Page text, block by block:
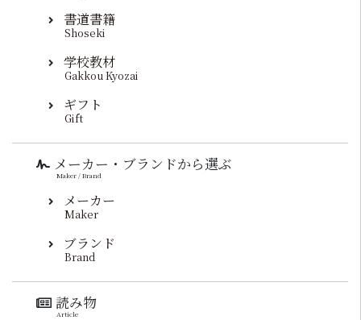
書道書籍
Shoseki
学校教材
Gakkou Kyozai
ギフト
Gift
メーカー・ブランドから選ぶ
Maker / Brand
メーカー
Maker
ブランド
Brand
読み物
Article